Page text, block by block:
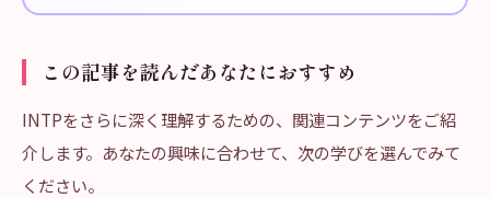
この記事を読んだあなたにおすすめ
INTPをさらに深く理解するための、関連コンテンツをご紹
介します。あなたの興味に合わせて、次の学びを選んでみて
ください。